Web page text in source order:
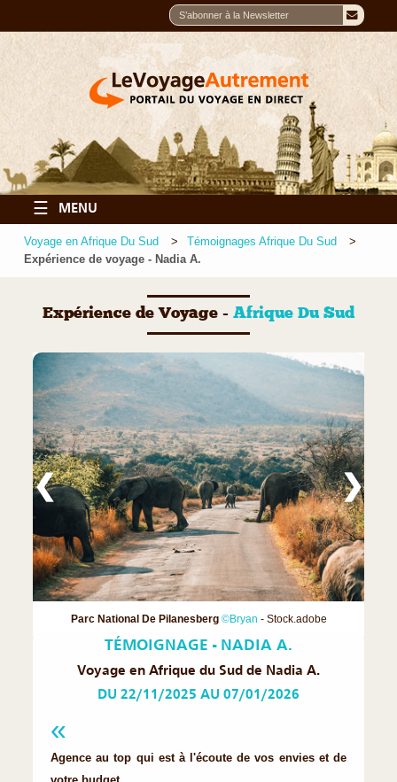
☰ MENU
Voyage en Afrique Du Sud
Témoignages Afrique Du Sud
Expérience de voyage - Nadia A.
Expérience de Voyage - Afrique Du Sud
Parc National De Pilanesberg ©Bryan - Stock.adobe
❮ ❯
TÉMOIGNAGE - NADIA A.
Voyage en Afrique du Sud de Nadia A.
DU 22/11/2025 AU 07/01/2026
Agence au top qui est à l'écoute de vos envies et de